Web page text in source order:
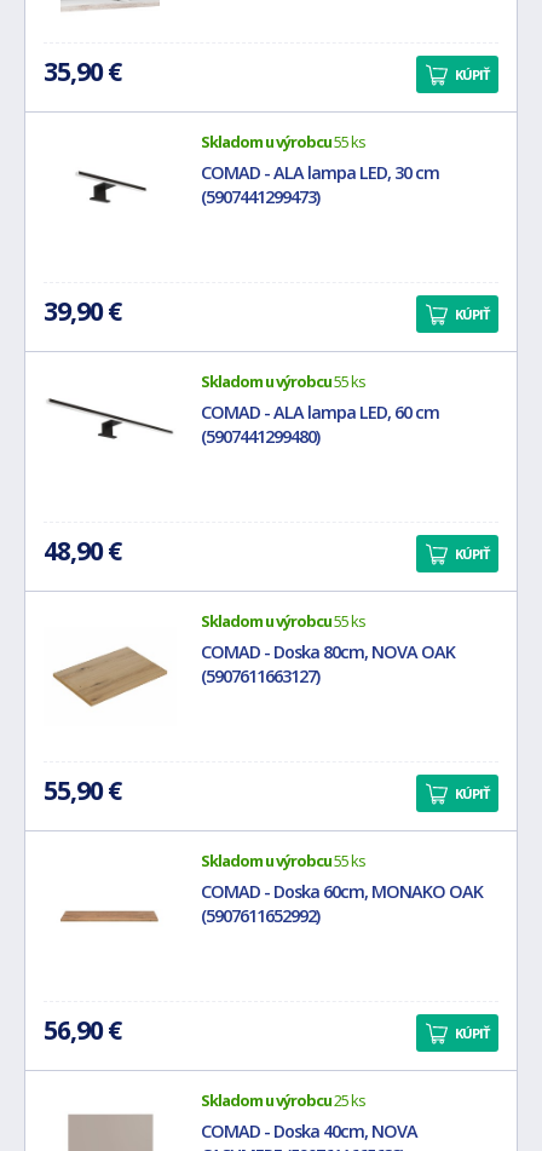
35,90 € KÚPIŤ
Skladom u výrobcu55 ks
COMAD - ALA lampa LED, 30 cm
(5907441299473)
39,90 € KÚPIŤ
Skladom u výrobcu55 ks
COMAD - ALA lampa LED, 60 cm
(5907441299480)
48,90 € KÚPIŤ
Skladom u výrobcu55 ks
COMAD - Doska 80cm, NOVA OAK
(5907611663127)
55,90 € KÚPIŤ
Skladom u výrobcu55 ks
COMAD - Doska 60cm, MONAKO OAK
(5907611652992)
56,90 € KÚPIŤ
Skladom u výrobcu25 ks
COMAD - Doska 40cm, NOVA